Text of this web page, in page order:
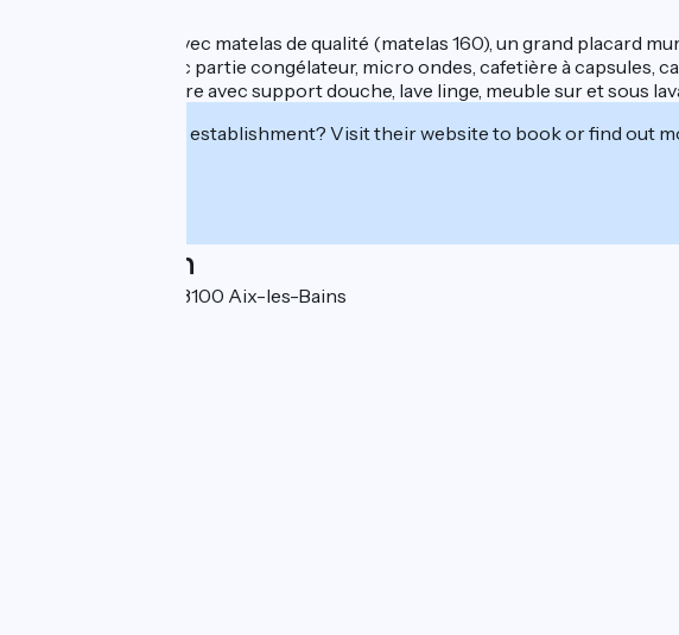
Une pièce à vivre avec matelas de qualité (matelas 160), un grand placard
avec frigo neuf avec partie congélateur, micro ondes, cafetière à
Salle d'eau : baignoire avec support douche, lave linge, meuble sur et sous
Interested in this establishment? Visit their website to book or find out
Localisation
18 rue du Temple 73100 Aix-les-Bains